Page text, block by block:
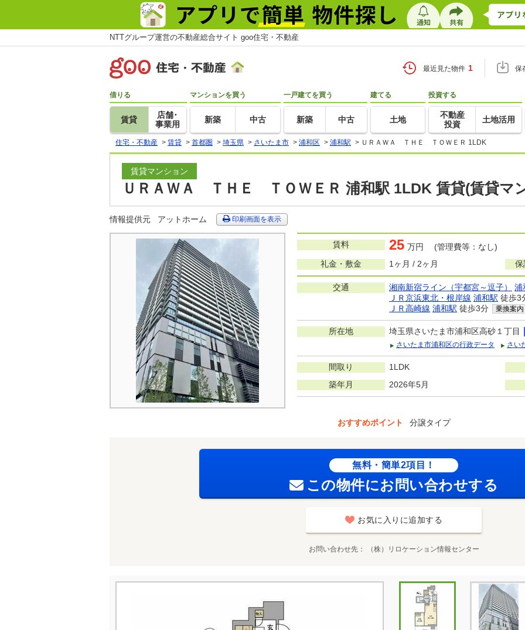
NTTグループ運営の不動産総合サイト goo住宅・不動産
最近見た物件 1 保
借りる
賃貸
店舗･
事業用
マンションを買う
新築 中古
一戸建てを買う
新築 中古
建てる
土地
投資する
不動産
投資
土地活用
住宅・不動産 > 賃貸 > 首都圏 > 埼玉県 > さいたま市 > 浦和区 > 浦和駅 > ＵＲＡＷＡ ＴＨＥ ＴＯＷＥＲ 1LDK
賃貸マンション
ＵＲＡＷＡ ＴＨＥ ＴＯＷＥＲ 浦和駅 1LDK 賃貸(賃貸マ
情報提供元 アットホーム 印刷画面を表示
賃料 25 万円 (管理費等：なし)
礼金・敷金
1ヶ月 / 2ヶ月 保
交通 湘南新宿ライン（宇都宮～逗子）
浦
ＪＲ京浜東北・根岸線 浦和駅 徒歩3
ＪＲ高崎線 浦和駅 徒歩3分 乗換案内
所在地 埼玉県さいたま市浦和区高砂１丁目
さいたま市浦和区の行政データ さい
間取り
1LDK
築年月
2026年5月
おすすめポイント 分譲タイプ
無料・簡単2項目！
この物件にお問い合わせする
お気に入りに追加する
お問い合わせ先 （株）リロケーション情報センター